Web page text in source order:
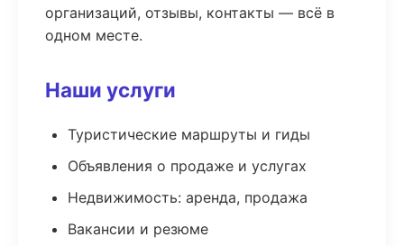
организаций, отзывы, контакты — всё в
одном месте.
Наши услуги
Туристические маршруты и гиды
Объявления о продаже и услугах
Недвижимость: аренда, продажа
Вакансии и резюме